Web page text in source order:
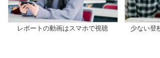
レポートの動画はスマホで視聴 少ない登